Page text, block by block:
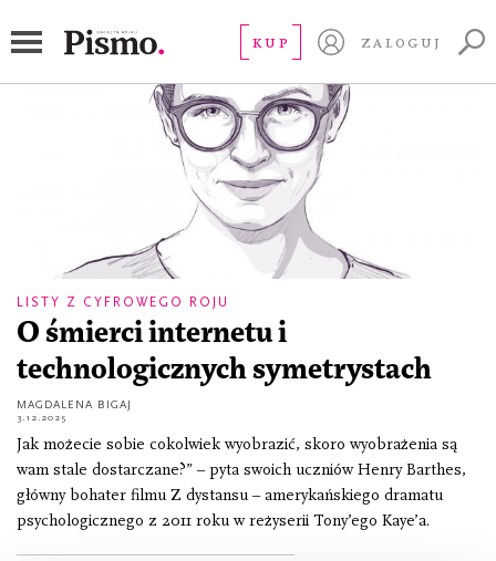
KUP ZALOGUJ
LISTY Z CYFROWEGO ROJU
O śmierci internetu i
technologicznych symetrystach
MAGDALENA BIGAJ
3.12.2025
Jak możecie sobie cokolwiek wyobrazić, skoro wyobrażenia są
wam stale dostarczane?” – pyta swoich uczniów Henry Barthes,
główny bohater filmu Z dystansu – amerykańskiego dramatu
psychologicznego z 2011 roku w reżyserii Tony’ego Kaye’a.